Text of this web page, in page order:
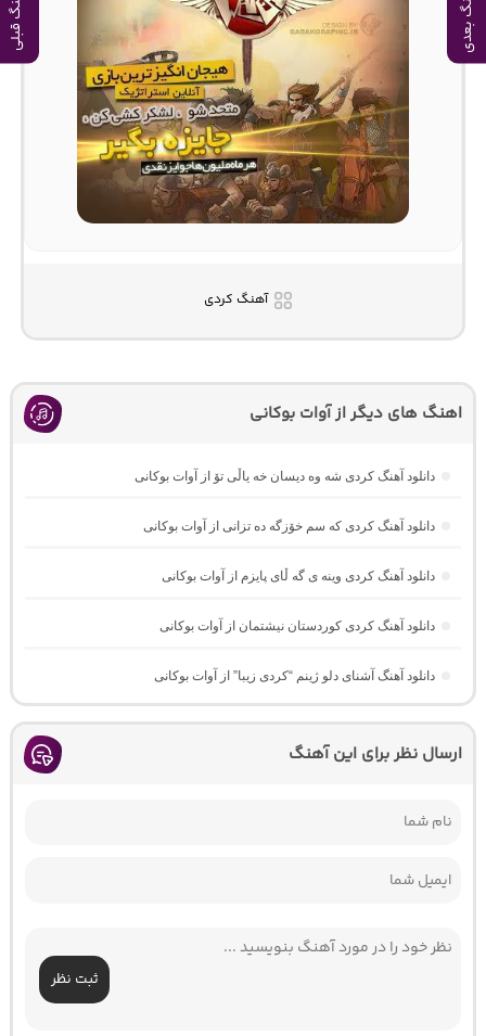
آهنگ بعدی آهنگ قبلی
آهنگ کردی
اهنگ های دیگر از آوات بوکانی
دانلود آهنگ کردی شه وه دیسان خه یاڵی تۆ از آوات بوکانی
دانلود آهنگ کردی که سم خۆزگه ده تزانی از آوات بوکانی
دانلود آهنگ کردی وینه ی گه ڵای پایزم از آوات بوکانی
دانلود آهنگ کردی کوردستان نیشتمان از آوات بوکانی
دانلود آهنگ آشنای دلو ژینم “کردی زیبا” از آوات بوکانی
ارسال نظر برای این آهنگ
ثبت نظر